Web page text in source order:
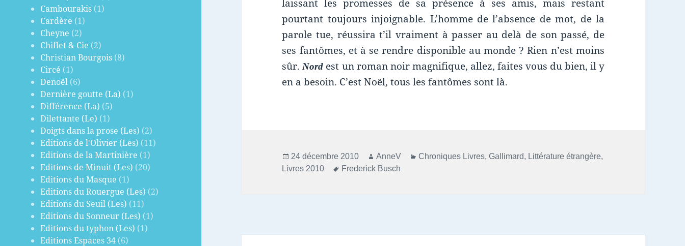
Cambourakis (1)
Cardère (1)
Cheyne (2)
Chiflet & Cie (2)
Christian Bourgois (8)
Circé (1)
Denoël (6)
Dernière goutte (La) (1)
Différence (La) (5)
Dilettante (Le) (1)
Doigts dans la prose (Les) (2)
Editions de l'Olivier (Les) (11)
Editions de la Martinière (1)
Editions de Minuit (Les) (20)
Editions du Masque (1)
Editions du Rouergue (Les) (2)
Editions du Seuil (Les) (11)
Editions du Sonneur (Les) (1)
Editions du typhon (Les) (1)
Editions Espaces 34 (6)
laissant les promesses de sa présence à ses amis, mais restant
pourtant toujours injoignable. L’homme de l’absence de mot, de la
parole tue, réussira t’il vraiment à passer au delà de son passé, de
ses fantômes, et à se rendre disponible au monde ? Rien n’est moins
sûr.Nord est un roman noir magnifique, allez, faites vous du bien, il y
en a besoin. C’est Noël, tous les fantômes sont là.
Publié
le
24 décembre 2010 Auteur
AnneV Catégories
Chroniques Livres,Gallimard, Littérature étrangère,
Livres 2010
Mots-
Frederick Busch